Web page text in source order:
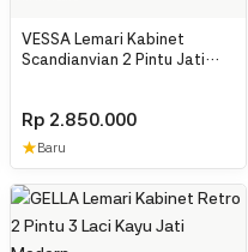
VESSA Lemari Kabinet
Scandianvian 2 Pintu Jati
Rp2.850.000
★Baru